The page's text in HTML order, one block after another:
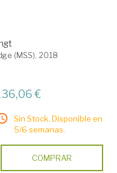
(MSS), 2018
€
Sin Stock. Disponible en
5/6 semanas.
COMPRAR